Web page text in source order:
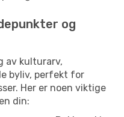
og
av kulturarv,
byliv, perfekt for
Her er noen viktige
din: